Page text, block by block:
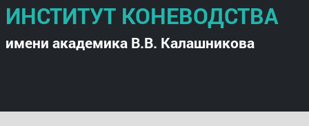
ИНСТИТУТ КОНЕВОДСТВА
имени академика В.В. Калашникова